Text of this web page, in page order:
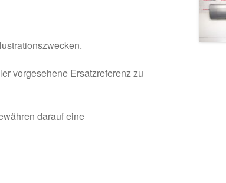
vorgesehene Ersatzreferenz zu
darauf eine